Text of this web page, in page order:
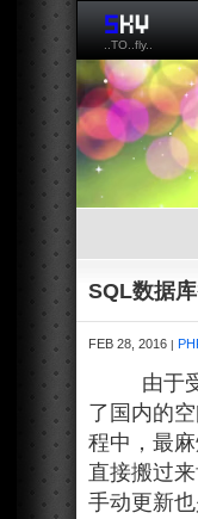
..TO..fly..
SQL数据
FEB 28, 2016 |
由于受
了国内的
程中，最
直接搬过
手动更新